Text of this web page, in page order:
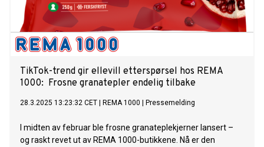
TikTok-trend gir ellevill etterspørsel hos REMA
1000: Frosne granatepler endelig tilbake
28.3.2025 13:23:32 CET REMA 1000 Pressemelding
I midten av februar ble frosne granateplekjerner lansert –
og raskt revet ut av REMA 1000-butikkene. Nå er den